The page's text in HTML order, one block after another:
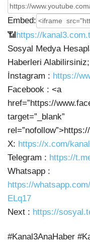
Embed:
📶https://
Sosyal Medya
Haberleri Alabilirsiniz;
İnstagram : https://
Facebook : <a
href=”https://
target=”_blank”
X: https://x.com/
Telegram : https://
Whatsapp :
https://
ELq17
Next : https://
#Kanal3AnaHaber